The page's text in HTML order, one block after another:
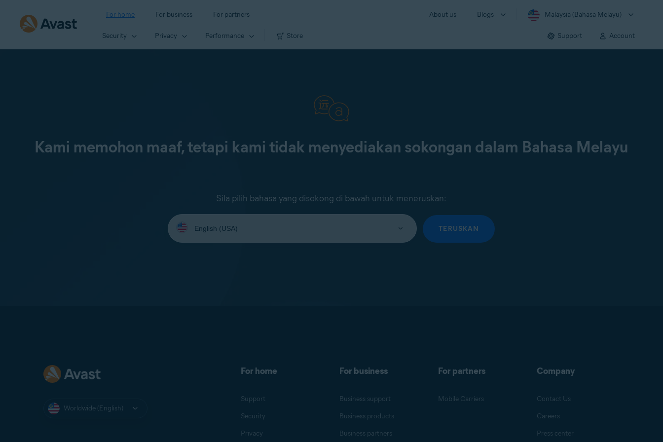
For home For business For partners About us Blogs Malaysia (Bahasa Melayu)
Security Privacy Performance Store Support Account
Kami memohon maaf, tetapi kami tidak menyediakan sokongan dalam Bahasa Melayu
Sila pilih bahasa yang disokong di bawah untuk meneruskan:
Select
your
language:
TERUSKAN
Worldwide (English)
For home
Support
Security
Privacy
For business
Business support
Business products
Business partners
For partners
Mobile Carriers
Company
Contact Us
Careers
Press center